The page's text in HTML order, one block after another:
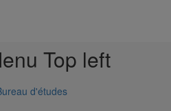
Top left
d'études